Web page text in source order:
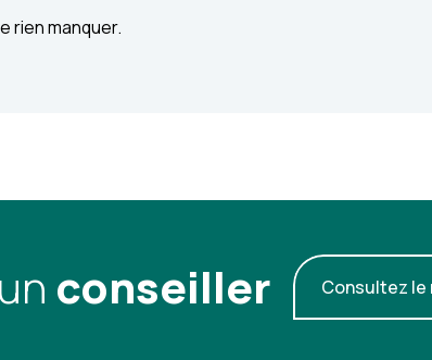
rien manquer.
conseiller Consultez